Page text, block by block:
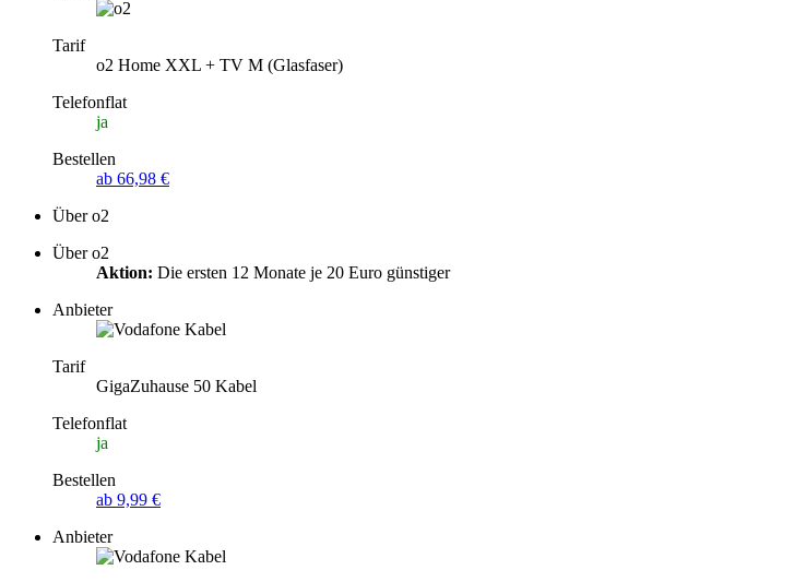
Tarif
o2 Home XXL + TV M (Glasfaser)
Telefonflat
ja
Bestellen
ab 66,98 €
Über o2
Über o2
Aktion: Die ersten 12 Monate je 20 Euro günstiger
Anbieter
Tarif
GigaZuhause 50 Kabel
Telefonflat
ja
Bestellen
ab 9,99 €
Anbieter